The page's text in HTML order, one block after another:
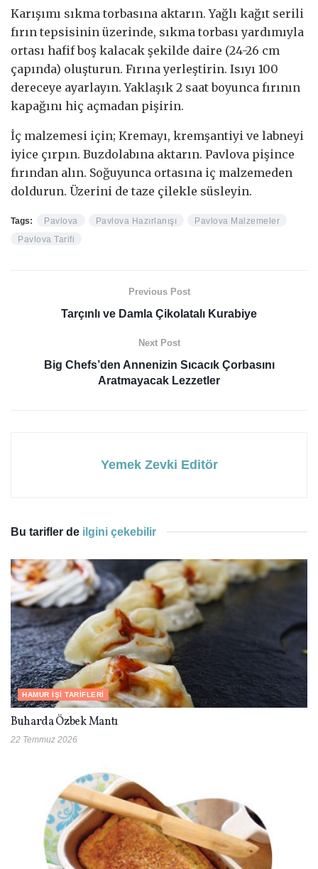
Karışımı sıkma torbasına aktarın. Yağlı kağıt serili
fırın tepsisinin üzerinde, sıkma torbası yardımıyla
ortası hafif boş kalacak şekilde daire (24-26 cm
çapında) oluşturun. Fırına yerleştirin. Isıyı 100
dereceye ayarlayın. Yaklaşık 2 saat boyunca fırının
kapağını hiç açmadan pişirin.
İç malzemesi için; Kremayı, kremşantiyi ve labneyi
iyice çırpın. Buzdolabına aktarın. Pavlova pişince
fırından alın. Soğuyunca ortasına iç malzemeden
doldurun. Üzerini de taze çilekle süsleyin.
Tags: Pavlova Pavlova Hazırlanışı
Pavlova Malzemeler
Pavlova Tarifi
Previous Post
Tarçınlı ve Damla Çikolatalı Kurabiye
Next Post
Big Chefs’den Annenizin Sıcacık Çorbasını
Aratmayacak Lezzetler
Yemek Zevki Editör
Bu tarifler de ilgini çekebilir
HAMUR İŞI TARIFLERI
Buharda Özbek Mantı
22 Temmuz 2026